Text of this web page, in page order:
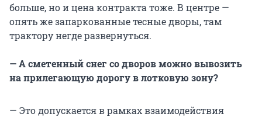
больше, но и цена контракта тоже. В центре —
опять же запаркованные тесные дворы, там
трактору негде развернуться.
—А сметенный снег со дворов можно вывозить
на прилегающую дорогу в лотковую зону?
— Это допускается в рамках взаимодействия